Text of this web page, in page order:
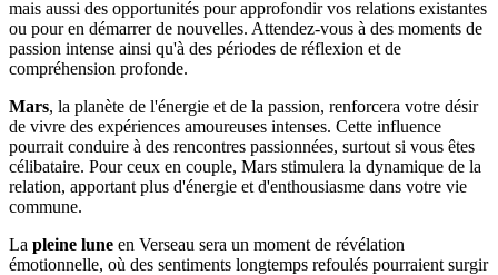
mais aussi des opportunités pour approfondir vos relations existantes
ou pour en démarrer de nouvelles. Attendez-vous à des moments de
passion intense ainsi qu'à des périodes de réflexion et de
compréhension profonde.
Mars, la planète de l'énergie et de la passion, renforcera votre désir
de vivre des expériences amoureuses intenses. Cette influence
pourrait conduire à des rencontres passionnées, surtout si vous êtes
célibataire. Pour ceux en couple, Mars stimulera la dynamique de la
relation, apportant plus d'énergie et d'enthousiasme dans votre vie
commune.
La pleine lune en Verseau sera un moment de révélation
émotionnelle, où des sentiments longtemps refoulés pourraient surgir